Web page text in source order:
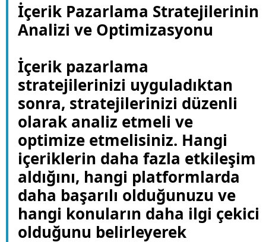
İçerik Pazarlama Stratejilerinin
Analizi ve Optimizasyonu
İçerik pazarlama
stratejilerinizi uyguladıktan
sonra, stratejilerinizi düzenli
olarak analiz etmeli ve
optimize etmelisiniz. Hangi
içeriklerin daha fazla etkileşim
aldığını, hangi platformlarda
daha başarılı olduğunuzu ve
hangi konuların daha ilgi çekici
olduğunu belirleyerek